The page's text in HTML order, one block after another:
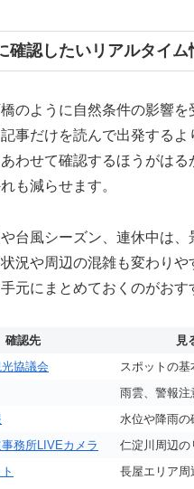
確認したいリアルタイム
のように自然条件の影響を
事だけを読んで出発するよ
わせて確認するほうがは
も減らせます。
台風シーズン、連休中は、
況や周辺の混雑も変わりや
元にまとめておくのがおす
確認先
見
協議会
スポットの
雨雲、警報注
水位や降雨の
務所LIVEカメラ
仁淀川周辺の
長屋エリア周